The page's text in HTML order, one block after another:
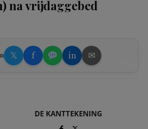
na vrijdaggebed
𝕏 f in ✉
DE KANTTEKENING